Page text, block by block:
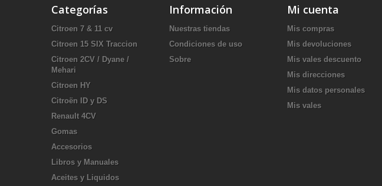
Categorías
Citroen 7 & 11 cv
Citroen 15 SIX Traccion
Citroen 2CV / Dyane /
Mehari
Citroen HY
Citroën ID y DS
Renault 4CV
Gomas
Accesorios
Libros y Manuales
Aceites y Liquidos
Información
Nuestras tiendas
Condiciones de uso
Sobre
Mi cuenta
Mis compras
Mis devoluciones
Mis vales descuento
Mis direcciones
Mis datos personales
Mis vales